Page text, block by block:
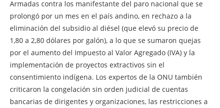
Armadas contra los manifestante del paro nacional que se
prolongó por un mes en el país andino, en rechazo a la
eliminación del subsidio al diésel (que elevó su precio de
1,80 a 2,80 dólares por galón), a lo que se sumaron quejas
por el aumento del Impuesto al Valor Agregado (IVA) y la
implementación de proyectos extractivos sin el
consentimiento indígena. Los expertos de la ONU también
criticaron la congelación sin orden judicial de cuentas
bancarias de dirigentes y organizaciones, las restricciones a